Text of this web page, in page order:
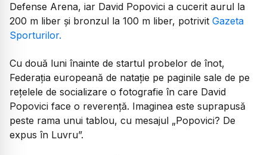
Defense Arena, iar David Popovici a cucerit aurul la
200 m liber și bronzul la 100 m liber, potrivit Gazeta
Sporturilor.
Cu două luni înainte de startul probelor de înot,
Federația europeană de natație pe paginile sale de pe
rețelele de socializare o fotografie în care David
Popovici face o reverență. Imaginea este suprapusă
peste rama unui tablou, cu mesajul „Popovici? De
expus în Luvru”.